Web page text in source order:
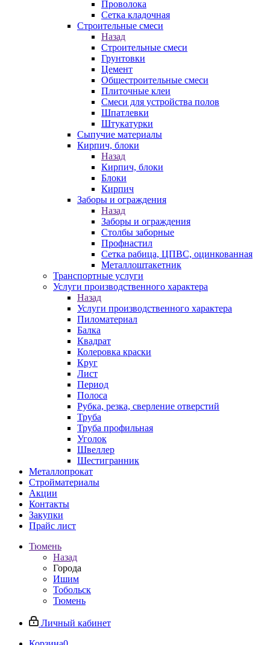
Проволока
Сетка кладочная
Строительные смеси
Назад
Строительные смеси
Грунтовки
Цемент
Общестроительные смеси
Плиточные клеи
Смеси для устройства полов
Шпатлевки
Штукатурки
Сыпучие материалы
Кирпич, блоки
Назад
Кирпич, блоки
Блоки
Кирпич
Заборы и ограждения
Назад
Заборы и ограждения
Столбы заборные
Профнастил
Сетка рабица, ЦПВС, оцинкованная
Металлоштакетник
Транспортные услуги
Услуги производственного характера
Назад
Услуги производственного характера
Пиломатериал
Балка
Квадрат
Колеровка краски
Круг
Лист
Период
Полоса
Рубка, резка, сверление отверстий
Труба
Труба профильная
Уголок
Швеллер
Шестигранник
Металлопрокат
Стройматериалы
Акции
Контакты
Закупки
Прайс лист
Тюмень
Назад
Города
Ишим
Тобольск
Тюмень
Личный кабинет